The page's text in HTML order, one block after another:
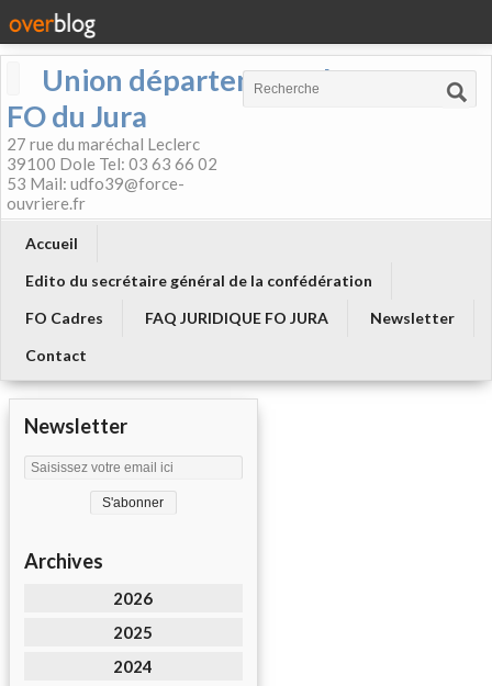
Union départementale
FO du Jura
27 rue du maréchal Leclerc
39100 Dole Tel: 03 63 66 02
53 Mail: udfo39@force-
ouvriere.fr
Accueil
Edito du secrétaire général de la confédération
FO Cadres
FAQ JURIDIQUE FO JURA
Newsletter
Contact
Newsletter
Archives
2026
2025
2024